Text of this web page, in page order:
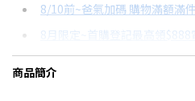
分期數 每期金額
8/10前~爸氣加碼 購物滿額滿
8月限定~首購登記最高領$888
台灣大哥大Open Possible聯
商品簡介